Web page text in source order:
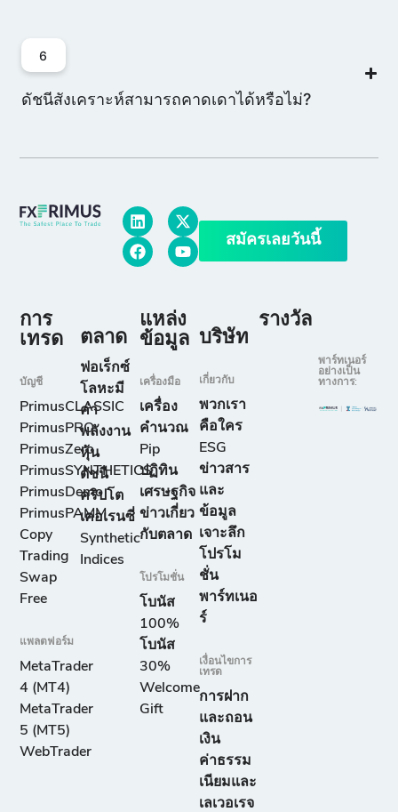
6
ดัชนีสังเคราะห์สามารถคาดเดาได้หรือไม่?
สมัครเลยวันนี้
การ
เทรด
บัญชี
PrimusCLASSIC
PrimusPRO
PrimusZero
PrimusSYNTHETICS
PrimusDemo
PrimusPAMM
Copy
Trading
Swap
Free
แพลตฟอร์ม
MetaTrader
4 (MT4)
MetaTrader
5 (MT5)
WebTrader
ตลาด
ฟอเร็กซ์
โลหะมี
ค่า
พลังงาน
หุ้น
ดัชนี
คริปโต
เคอเรนซี่
Synthetic
Indices
แหล่ง
ข้อมูล
เครื่องมือ
เครื่อง
คำนวณ
Pip
ปฏิทิน
เศรษฐกิจ
ข่าวเกี่ยว
กับตลาด
โปรโมชั่น
โบนัส
100%
โบนัส
30%
Welcome
Gift
บริษัท
เกี่ยวกับ
พวกเรา
คือใคร
ESG
ข่าวสาร
และ
ข้อมูล
เจาะลึก
โปรโม
ชั่น
พาร์ทเนอ
ร์
เงื่อนไขการ
เทรด
การฝาก
และถอน
เงิน
ค่าธรรม
เนียมและ
เลเวอเรจ
รางวัล
พาร์ทเนอร์
อย่างเป็น
ทางการ: